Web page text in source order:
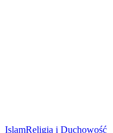
IslamReligia i Duchowość